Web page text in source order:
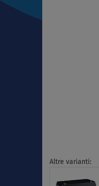
Altre varianti: